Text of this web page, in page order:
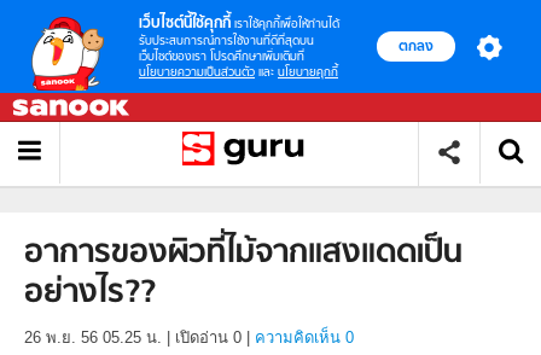
เว็บไซต์นี้ใช้คุกกี้ เราใช้คุกกี้เพื่อให้ท่านได้
รับประสบการณ์การใช้งานที่ดีที่สุดบน
เว็บไซต์ของเรา โปรดศึกษาเพิ่มเติมที่
นโยบายความเป็นส่วนตัว และ นโยบายคุกกี้
ตกลง
อาการของผิวที่ไม้จากแสงแดดเป็น
อย่างไร??
26 พ.ย. 56 05.25 น. เปิดอ่าน 0 ความคิดเห็น 0